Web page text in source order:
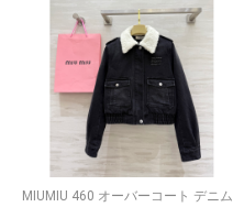
MIUMIU 460 オーバーコート デニム